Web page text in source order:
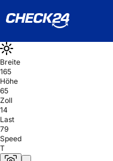
Breite
165
Höhe
65
Zoll
14
Last
79
Speed
T